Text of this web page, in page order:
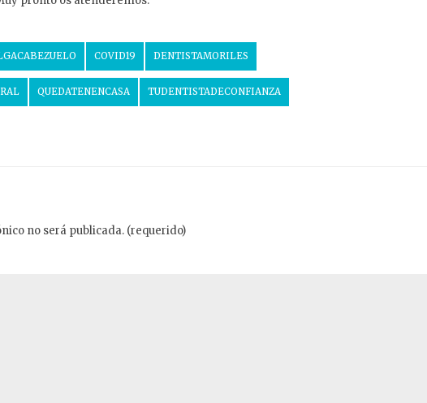
COVID19 DENTISTAMORILES
QUEDATENENCASA TUDENTISTADECONFIANZA
no será publicada. (requerido)